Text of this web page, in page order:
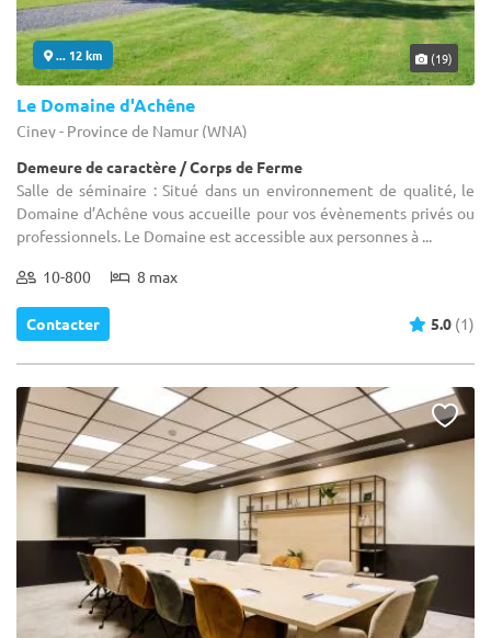
... 12 km (19)
Le Domaine d'Achêne
Ciney - Province de Namur (WNA)
Demeure de caractère / Corps de Ferme
Salle de séminaire : Situé dans un environnement de qualité, le
Domaine d’Achêne vous accueille pour vos évènements privés ou
professionnels. Le Domaine est accessible aux personnes à ...
10-800 8 max
Contacter 5.0 (1)